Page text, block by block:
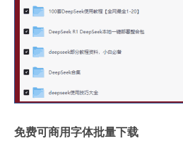
免费可商用字体批量下载